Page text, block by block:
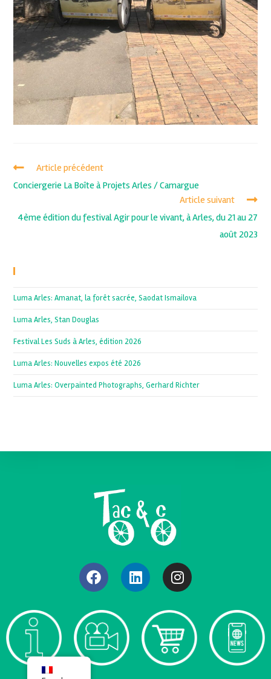
Article précédent
Conciergerie La Boîte à Projets Arles / Camargue
Article suivant
4ème édition du festival Agir pour le vivant, à Arles, du 21 au 27
août 2023
Luma Arles: Amanat, la forêt sacrée, Saodat Ismailova
Luma Arles, Stan Douglas
Festival Les Suds à Arles, édition 2026
Luma Arles: Nouvelles expos été 2026
Luma Arles: Overpainted Photographs, Gerhard Richter